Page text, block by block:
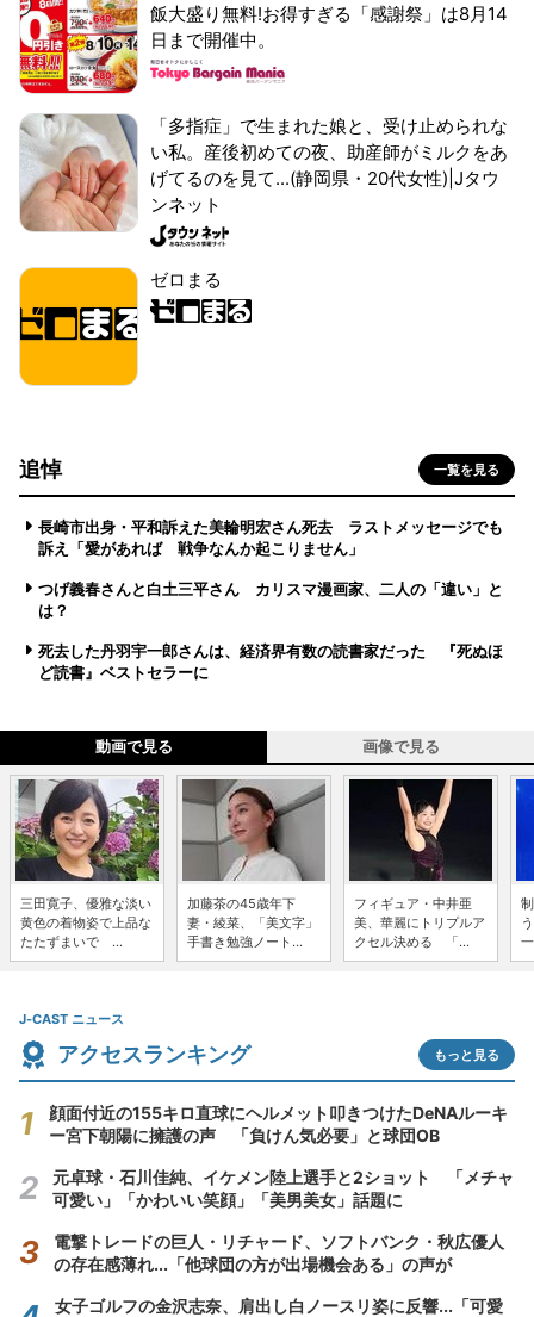
飯大盛り無料!お得すぎる「感謝祭」は8月14
日まで開催中。
「多指症」で生まれた娘と、受け止められな
い私。産後初めての夜、助産師がミルクをあ
げてるのを見て...(静岡県・20代女性)|Jタウ
ンネット
ゼロまる
追悼 一覧を見る
長崎市出身・平和訴えた美輪明宏さん死去 ラストメッセージでも
訴え「愛があれば 戦争なんか起こりません」
つげ義春さんと白土三平さん カリスマ漫画家、二人の「違い」と
は？
死去した丹羽宇一郎さんは、経済界有数の読書家だった 『死ぬほ
ど読書』ベストセラーに
動画で見る 画像で見る
三田寛子、優雅な淡い
黄色の着物姿で上品な
たたずまいで ...
加藤茶の45歳年下
妻・綾菜、「美文字」
手書き勉強ノート...
フィギュア・中井亜
美、華麗にトリプルア
クセル決める 「...
J-CAST ニュース
アクセスランキング もっと見る
顔面付近の155キロ直球にヘルメット叩きつけたDeNAルーキ
ー宮下朝陽に擁護の声 「負けん気必要」と球団OB
元卓球・石川佳純、イケメン陸上選手と2ショット 「メチャ
可愛い」「かわいい笑顔」「美男美女」話題に
電撃トレードの巨人・リチャード、ソフトバンク・秋広優人
の存在感薄れ...「他球団の方が出場機会ある」の声が
女子ゴルフの金沢志奈、肩出し白ノースリ姿に反響...「可愛